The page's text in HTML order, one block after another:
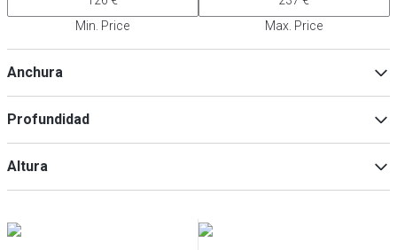
Min. Price Max. Price
Anchura
Profundidad
Altura